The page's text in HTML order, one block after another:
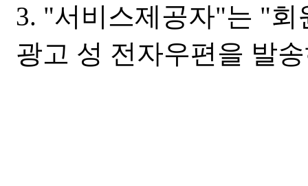
3. "서비스제공자"는 "
광고 성 전자우편을 발